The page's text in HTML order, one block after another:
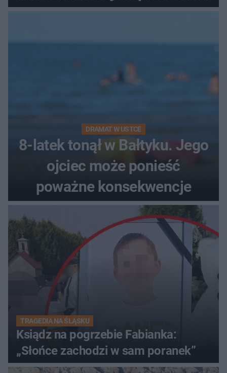
DRAMAT W USTCE
8-latek tonął w Bałtyku. Jego
ojciec może ponieść
poważne konsekwencje
TRAGEDIA NA ŚLĄSKU
Ksiądz na pogrzebie Fabianka:
„Słońce zachodzi w sam poranek”